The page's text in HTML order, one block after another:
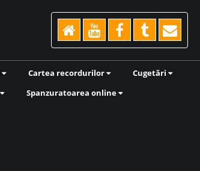
Cartea recordurilor
Cugetări
Spanzuratoarea online